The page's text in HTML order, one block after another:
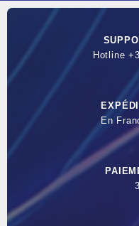
Hotline
En